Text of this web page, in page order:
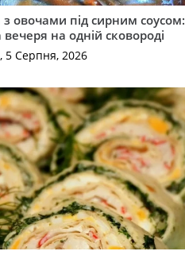
овочами під сирним соусом:
вечеря на одній сковороді
5 Серпня, 2026